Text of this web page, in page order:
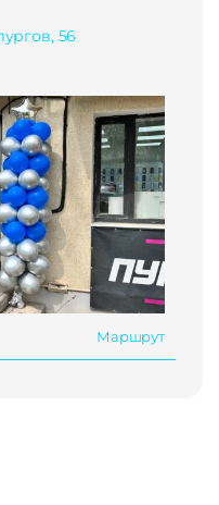
56
Маршрут